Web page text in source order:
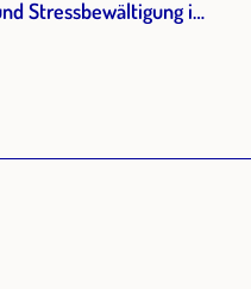
Stressbewältigung im